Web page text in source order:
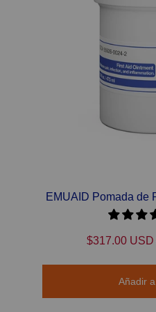
EMUAID Pomada de
$317.00 USD
Añadir